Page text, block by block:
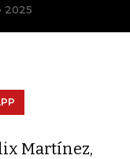
2025
Martínez,